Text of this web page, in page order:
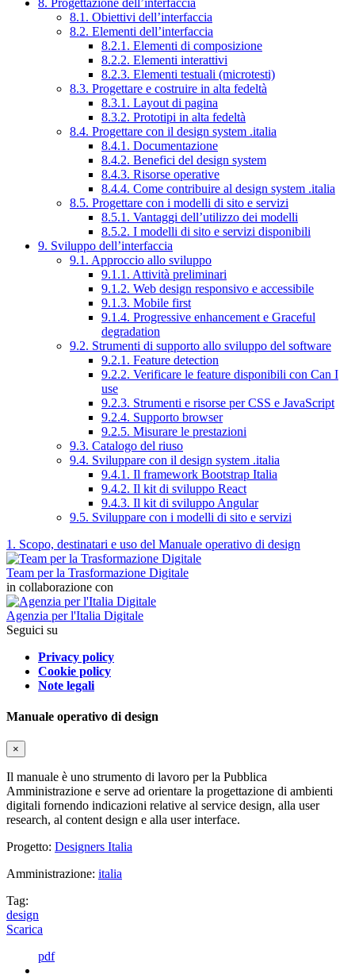
8.1. Obiettivi dell’interfaccia
8.2. Elementi dell’interfaccia
8.2.1. Elementi di composizione
8.2.2. Elementi interattivi
8.2.3. Elementi testuali (microtesti)
8.3. Progettare e costruire in alta fedeltà
8.3.1. Layout di pagina
8.3.2. Prototipi in alta fedeltà
8.4. Progettare con il design system .italia
8.4.1. Documentazione
8.4.2. Benefici del design system
8.4.3. Risorse operative
8.4.4. Come contribuire al design system .italia
8.5. Progettare con i modelli di sito e servizi
8.5.1. Vantaggi dell’utilizzo dei modelli
8.5.2. I modelli di sito e servizi disponibili
9. Sviluppo dell’interfaccia
9.1. Approccio allo sviluppo
9.1.1. Attività preliminari
9.1.2. Web design responsivo e accessibile
9.1.3. Mobile first
9.1.4. Progressive enhancement e Graceful
degradation
9.2. Strumenti di supporto allo sviluppo del software
9.2.1. Feature detection
9.2.2. Verificare le feature disponibili con Can I
use
9.2.3. Strumenti e risorse per CSS e JavaScript
9.2.4. Supporto browser
9.2.5. Misurare le prestazioni
9.3. Catalogo del riuso
9.4. Sviluppare con il design system .italia
9.4.1. Il framework Bootstrap Italia
9.4.2. Il kit di sviluppo React
9.4.3. Il kit di sviluppo Angular
9.5. Sviluppare con i modelli di sito e servizi
1. Scopo, destinatari e uso del Manuale operativo di design
Team per la Trasformazione Digitale
in collaborazione con
Agenzia per l'Italia Digitale
Seguici su
Privacy policy
Cookie policy
Note legali
Manuale operativo di design
×
Il manuale è uno strumento di lavoro per la Pubblica
Amministrazione e serve ad orientare la progettazione di ambienti
digitali fornendo indicazioni relative al service design, alla user
research, al content design e alla user interface.
Progetto: Designers Italia
Amministrazione: italia
Tag:
design
Scarica
pdf